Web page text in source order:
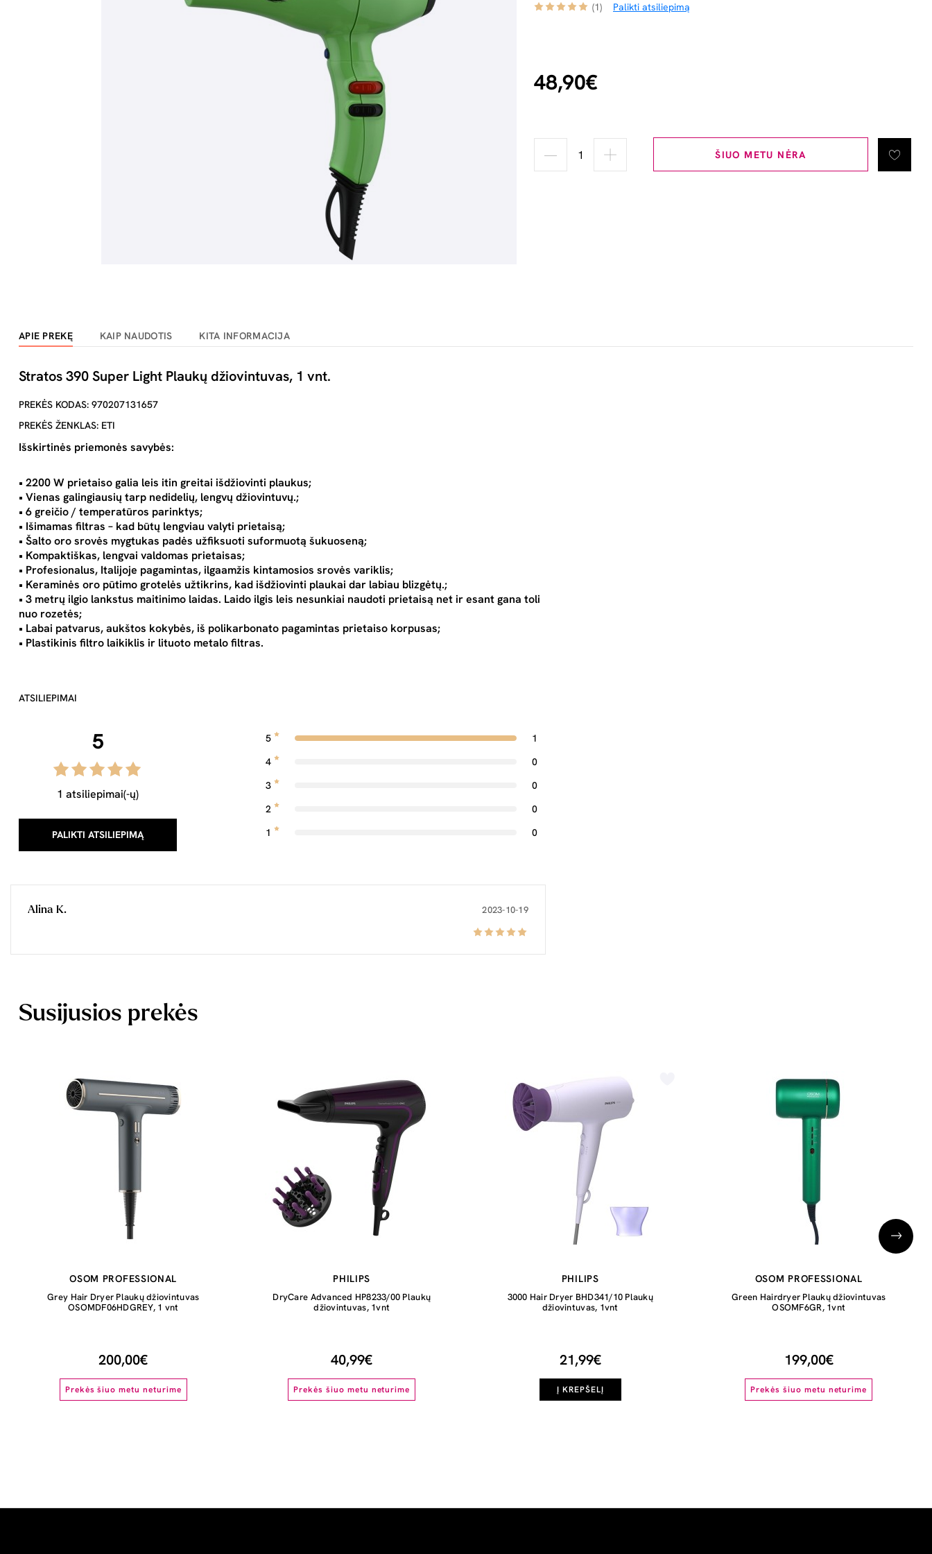
(1) Palikti atsiliepimą
48,90€
ŠIUO METU NĖRA
APIE PREKĘ KAIP NAUDOTIS KITA INFORMACIJA
Stratos 390 Super Light Plaukų džiovintuvas, 1 vnt.
PREKĖS KODAS: 970207131657
PREKĖS ŽENKLAS: ETI
Išskirtinės priemonės savybės:
• 2200 W prietaiso galia leis itin greitai išdžiovinti plaukus;
• Vienas galingiausių tarp nedidelių, lengvų džiovintuvų.;
• 6 greičio / temperatūros parinktys;
• Išimamas filtras – kad būtų lengviau valyti prietaisą;
• Šalto oro srovės mygtukas padės užfiksuoti suformuotą šukuoseną;
• Kompaktiškas, lengvai valdomas prietaisas;
• Profesionalus, Italijoje pagamintas, ilgaamžis kintamosios srovės variklis;
• Keraminės oro pūtimo grotelės užtikrins, kad išdžiovinti plaukai dar labiau blizgėtų.;
• 3 metrų ilgio lankstus maitinimo laidas. Laido ilgis leis nesunkiai naudoti prietaisą net ir esant gana toli
nuo rozetės;
• Labai patvarus, aukštos kokybės, iš polikarbonato pagamintas prietaiso korpusas;
• Plastikinis filtro laikiklis ir lituoto metalo filtras.
ATSILIEPIMAI
5
1 atsiliepimai(-ų)
PALIKTI ATSILIEPIMĄ
5
1
4
0
3
0
2
0
1
0
Alina K. 2023-10-19
Susijusios prekės
OSOM PROFESSIONAL
Grey Hair Dryer Plaukų džiovintuvas
OSOMDF06HDGREY, 1 vnt
200,00€
Prekės šiuo metu neturime
PHILIPS
DryCare Advanced HP8233/00 Plaukų
džiovintuvas, 1vnt
40,99€
Prekės šiuo metu neturime
PHILIPS
3000 Hair Dryer BHD341/10 Plaukų
džiovintuvas, 1vnt
21,99€
Į KREPŠELĮ
OSOM PROFESSIONAL
Green Hairdryer Plaukų džiovintuvas
OSOMF6GR, 1vnt
199,00€
Prekės šiuo metu neturime